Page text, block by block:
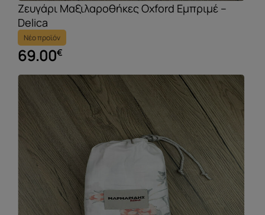
Ζευγάρι Μαξιλαροθήκες Oxford Εμπριμέ –
Delica
Νέο προϊόν
69.00€